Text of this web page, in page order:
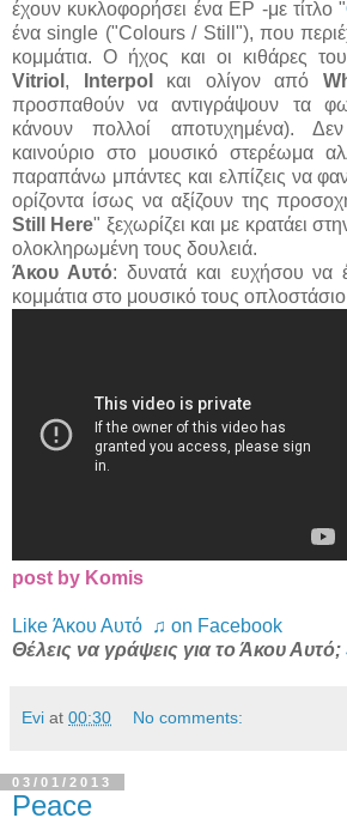
έχουν κυκλοφορήσει ένα EP -με τίτλο "
ένα single ("Colours / Still"), που
κομμάτια. Ο ήχος και οι κιθάρες
Vitriol , Interpol και ολίγον από
προσπαθούν να αντιγράψουν τα
κάνουν πολλοί αποτυχημένα).
καινούριο στο μουσικό στερέωμα
παραπάνω μπάντες και ελπίζεις να
ορίζοντα ίσως να αξίζουν της
Still Here" ξεχωρίζει και με κρατάει
ολοκληρωμένη τους δουλειά.
Άκου Αυτό: δυνατά και ευχήσου να
κομμάτια στο μουσικό τους
post by Komis
Like Άκου Αυτό ♫ on Facebook
Θέλεις να γράψεις για το Άκου Αυτό;
Evi at 00:30 No comments:
03/01/2013
Peace